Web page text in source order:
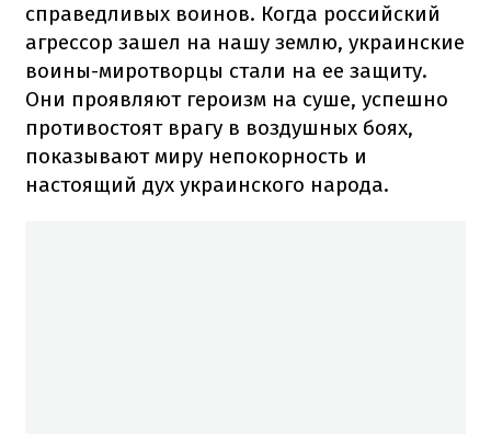
справедливых воинов. Когда российский
агрессор зашел на нашу землю, украинские
воины-миротворцы стали на ее защиту.
Они проявляют героизм на суше, успешно
противостоят врагу в воздушных боях,
показывают миру непокорность и
настоящий дух украинского народа.